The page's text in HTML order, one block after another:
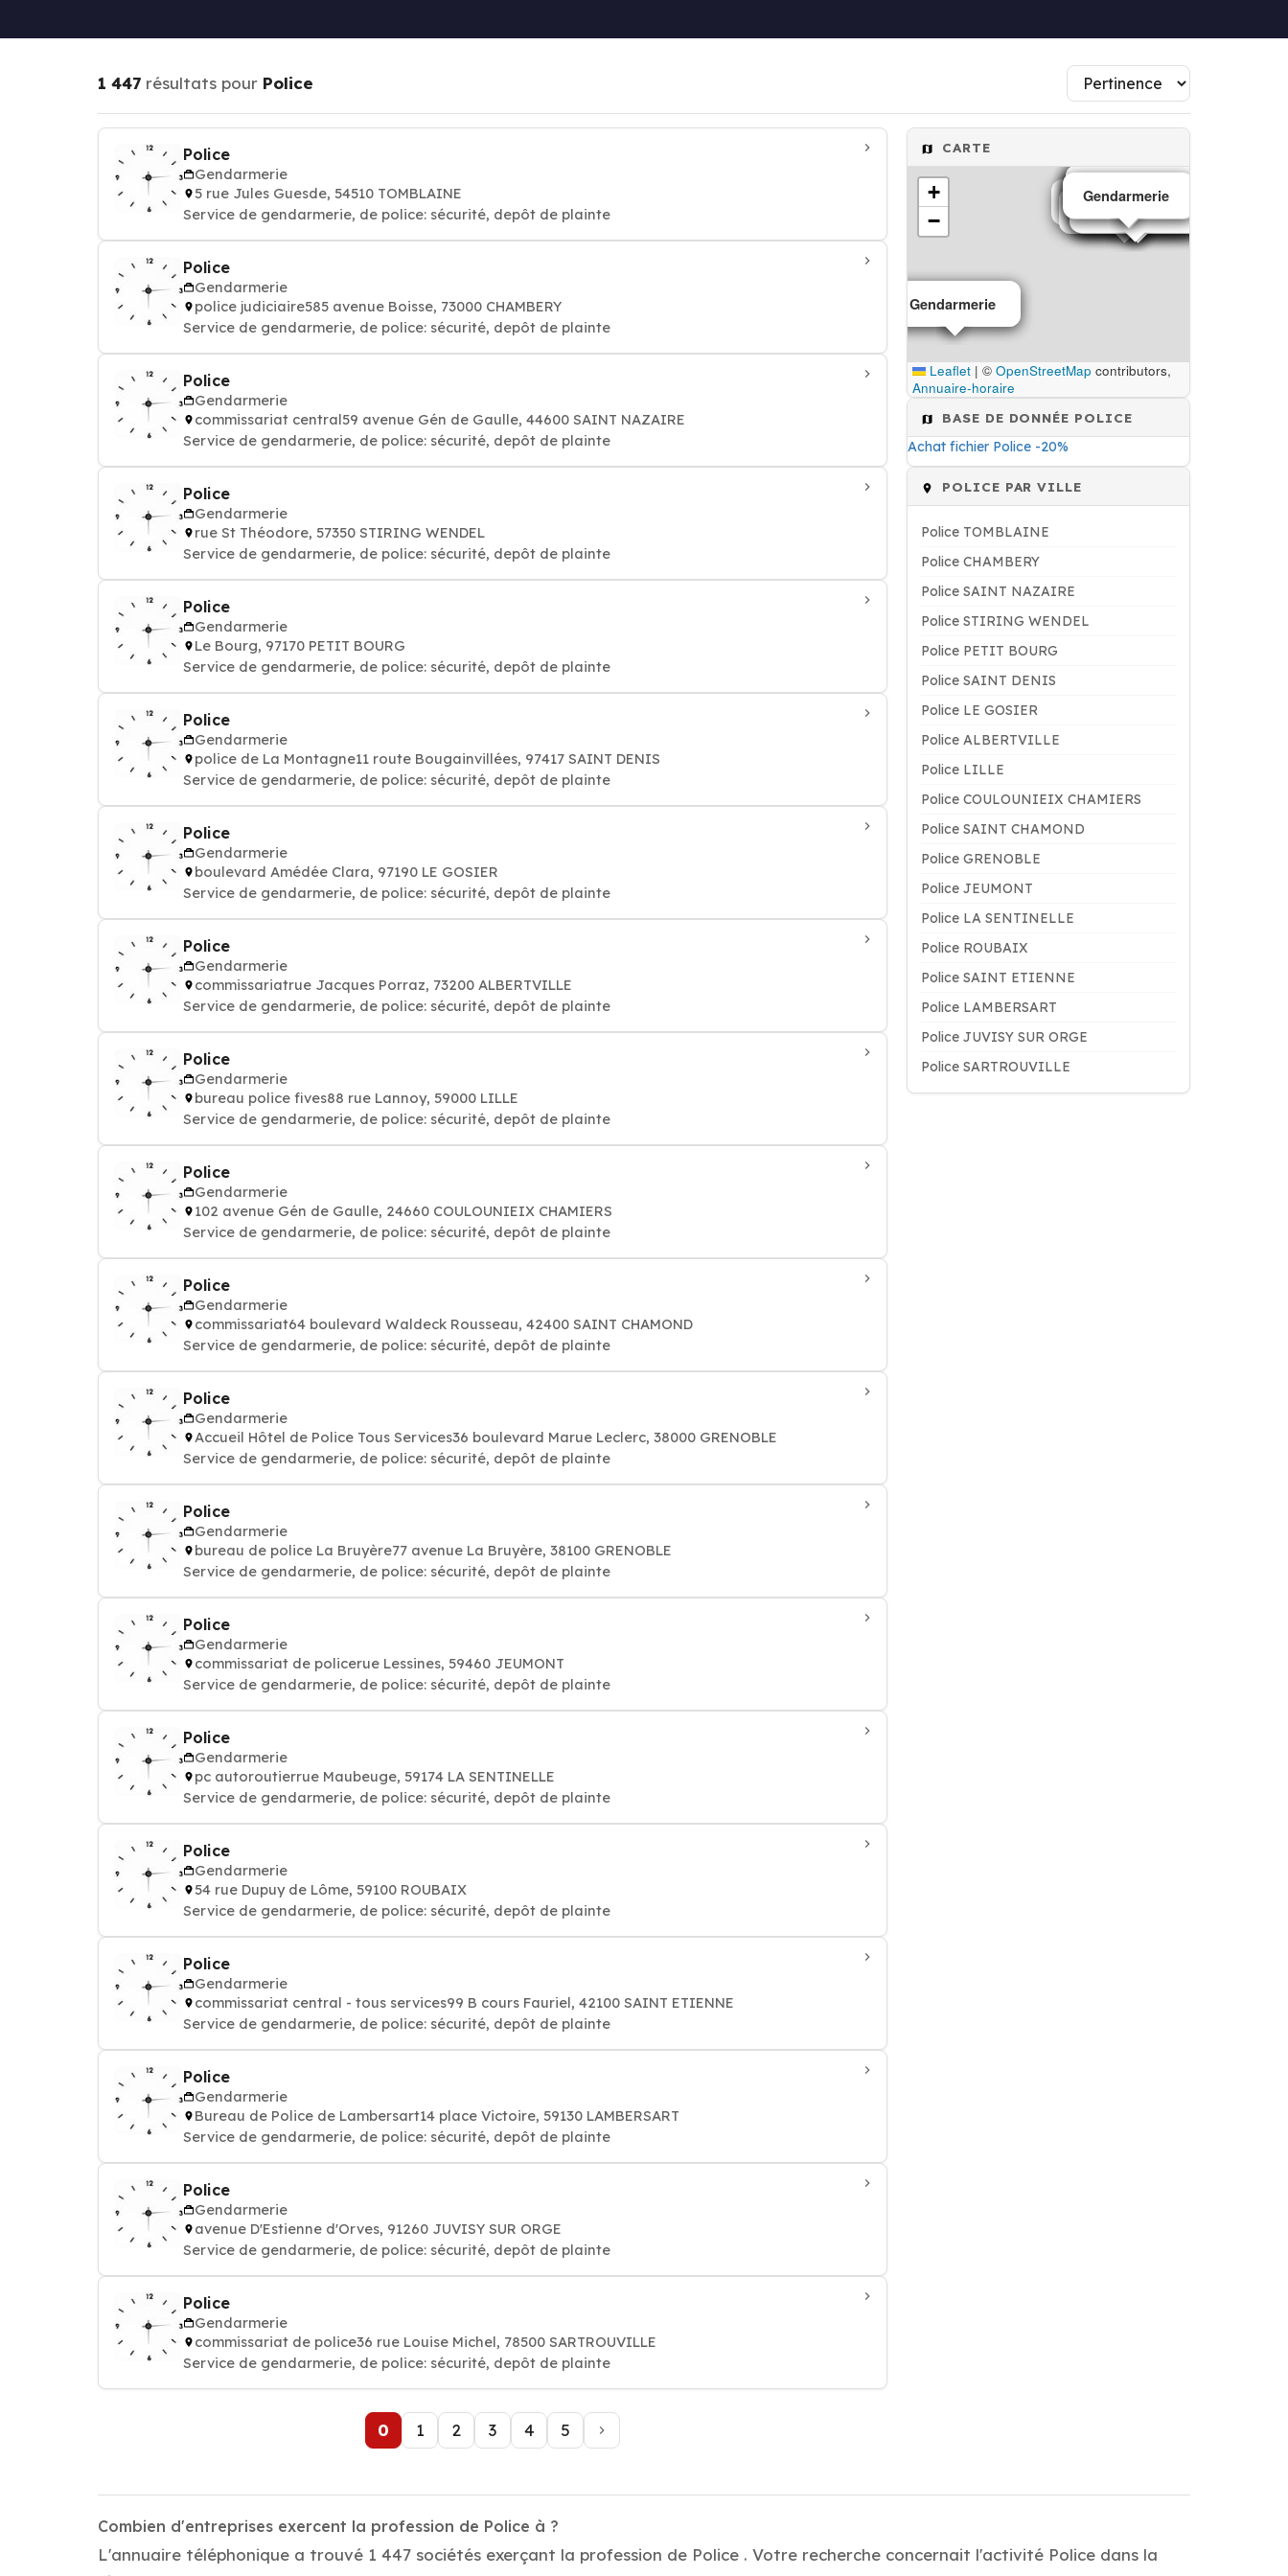
1 447 résultats pour Police
Police
Gendarmerie
5 rue Jules Guesde, 54510 TOMBLAINE
Service de gendarmerie, de police: sécurité, depôt de plainte
Police
Gendarmerie
police judiciaire585 avenue Boisse, 73000 CHAMBERY
Service de gendarmerie, de police: sécurité, depôt de plainte
Police
Gendarmerie
commissariat central59 avenue Gén de Gaulle, 44600 SAINT NAZAIRE
Service de gendarmerie, de police: sécurité, depôt de plainte
Police
Gendarmerie
rue St Théodore, 57350 STIRING WENDEL
Service de gendarmerie, de police: sécurité, depôt de plainte
Police
Gendarmerie
Le Bourg, 97170 PETIT BOURG
Service de gendarmerie, de police: sécurité, depôt de plainte
Police
Gendarmerie
police de La Montagne11 route Bougainvillées, 97417 SAINT DENIS
Service de gendarmerie, de police: sécurité, depôt de plainte
Police
Gendarmerie
boulevard Amédée Clara, 97190 LE GOSIER
Service de gendarmerie, de police: sécurité, depôt de plainte
Police
Gendarmerie
commissariatrue Jacques Porraz, 73200 ALBERTVILLE
Service de gendarmerie, de police: sécurité, depôt de plainte
Police
Gendarmerie
bureau police fives88 rue Lannoy, 59000 LILLE
Service de gendarmerie, de police: sécurité, depôt de plainte
Police
Gendarmerie
102 avenue Gén de Gaulle, 24660 COULOUNIEIX CHAMIERS
Service de gendarmerie, de police: sécurité, depôt de plainte
Police
Gendarmerie
commissariat64 boulevard Waldeck Rousseau, 42400 SAINT CHAMOND
Service de gendarmerie, de police: sécurité, depôt de plainte
Police
Gendarmerie
Accueil Hôtel de Police Tous Services36 boulevard Marue Leclerc, 38000 GRENOBLE
Service de gendarmerie, de police: sécurité, depôt de plainte
Police
Gendarmerie
bureau de police La Bruyère77 avenue La Bruyère, 38100 GRENOBLE
Service de gendarmerie, de police: sécurité, depôt de plainte
Police
Gendarmerie
commissariat de policerue Lessines, 59460 JEUMONT
Service de gendarmerie, de police: sécurité, depôt de plainte
Police
Gendarmerie
pc autoroutierrue Maubeuge, 59174 LA SENTINELLE
Service de gendarmerie, de police: sécurité, depôt de plainte
Police
Gendarmerie
54 rue Dupuy de Lôme, 59100 ROUBAIX
Service de gendarmerie, de police: sécurité, depôt de plainte
Police
Gendarmerie
commissariat central - tous services99 B cours Fauriel, 42100 SAINT ETIENNE
Service de gendarmerie, de police: sécurité, depôt de plainte
Police
Gendarmerie
Bureau de Police de Lambersart14 place Victoire, 59130 LAMBERSART
Service de gendarmerie, de police: sécurité, depôt de plainte
Police
Gendarmerie
avenue D'Estienne d'Orves, 91260 JUVISY SUR ORGE
Service de gendarmerie, de police: sécurité, depôt de plainte
Police
Gendarmerie
commissariat de police36 rue Louise Michel, 78500 SARTROUVILLE
Service de gendarmerie, de police: sécurité, depôt de plainte
0 1 2 3 4 5
CARTE
Gendarmerie
Gendarmerie
Gendarmerie
Gendarmerie
Gendarmerie
Gendarmerie
Gendarmerie
Gendarmerie
Gendarmerie
Gendarmerie
Gendarmerie
Gendarmerie
Gendarmerie
+
−
Leaflet | © OpenStreetMap contributors,
Annuaire-horaire
BASE DE DONNÉE POLICE
Achat fichier Police -20%
POLICE PAR VILLE
Police TOMBLAINE
Police CHAMBERY
Police SAINT NAZAIRE
Police STIRING WENDEL
Police PETIT BOURG
Police SAINT DENIS
Police LE GOSIER
Police ALBERTVILLE
Police LILLE
Police COULOUNIEIX CHAMIERS
Police SAINT CHAMOND
Police GRENOBLE
Police JEUMONT
Police LA SENTINELLE
Police ROUBAIX
Police SAINT ETIENNE
Police LAMBERSART
Police JUVISY SUR ORGE
Police SARTROUVILLE
Combien d'entreprises exercent la profession de Police à ?
L'annuaire téléphonique a trouvé 1 447 sociétés exerçant la profession de Police . Votre recherche concernait l'activité Police dans la